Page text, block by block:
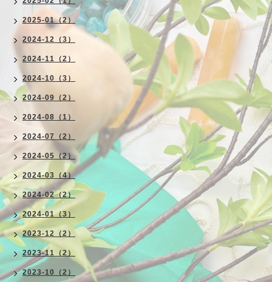
2025-01（2）
2024-12（3）
2024-11（2）
2024-10（3）
2024-09（2）
2024-08（1）
2024-07（2）
2024-05（2）
2024-03（4）
2024-02（2）
2024-01（3）
2023-12（2）
2023-11（2）
2023-10（2）